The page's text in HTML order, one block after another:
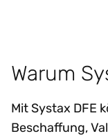
Warum
Mit Systax DFE
Beschaffung,